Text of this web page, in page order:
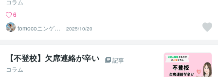
コラム
6
tomocoニンゲン
分析＠JLT
2025/10/20
【不登校】欠席連絡が辛い
記事
コラム